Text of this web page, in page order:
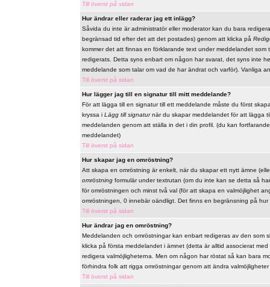
Till överst på sidan
Hur ändrar eller raderar jag ett inlägg?
Såvida du inte är administratör eller moderator kan du bara
begränsad tid efter det att det postades) genom att klicka på
kommer det att finnas en förklarande text under meddelandet
redigerats. Detta syns enbart om någon har svarat, det syns inte
meddelande som talar om vad de har ändrat och varför). Vanliga
Till överst på sidan
Hur lägger jag till en signatur till mitt meddelande?
För att lägga till en signatur till ett meddelande måste du först
kryssa i Lägg till signaturnär du skapar meddelandet för att lägga
meddelanden genom att ställa in det i din profil. (du kan
meddelandet)
Till överst på sidan
Hur skapar jag en omröstning?
Att skapa en omröstning är enkelt, när du skapar ett nytt ämne
omröstningformulär under textrutan (om du inte kan se detta så
för omröstningen och minst två val (för att skapa en valmöjlighet
omröstningen, 0 innebär oändligt. Det finns en begränsning på
Till överst på sidan
Hur ändrar jag en omröstning?
Meddelanden och omröstningar kan enbart redigeras av den som
klicka på första meddelandet i ämnet (detta är alltid associerat
redigera valmöjligheterna. Men om någon har röstat så kan bara
förhindra folk att rigga omröstningar genom att ändra
Till överst på sidan